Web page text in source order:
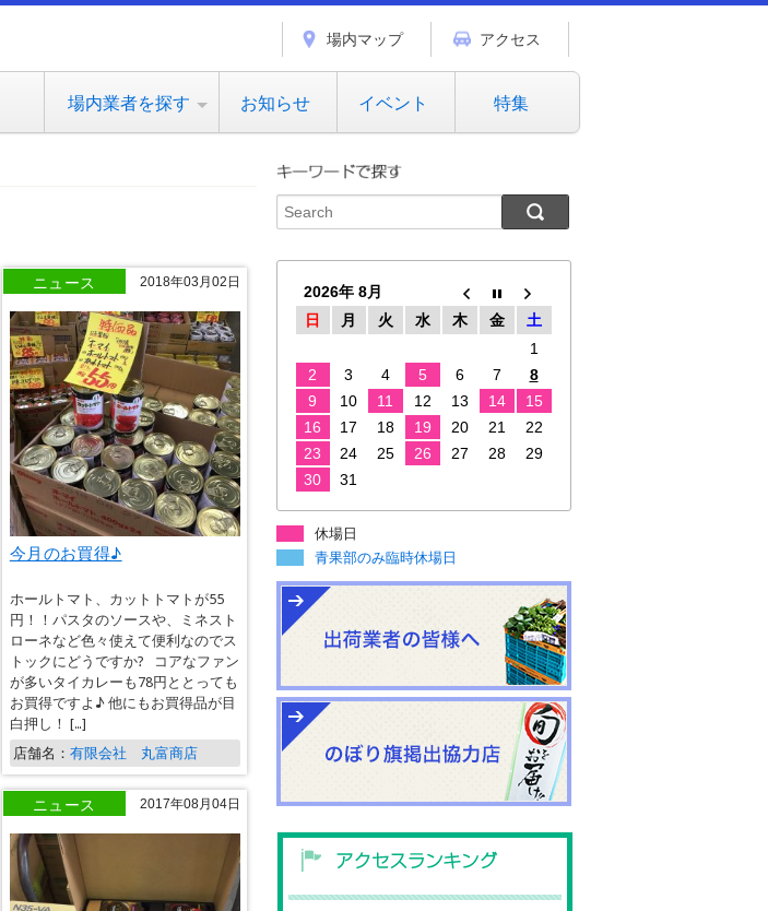
場内マップ アクセス
場内業者を探す お知らせ イベント 特集
ニュース 2018年03月02日
今月のお買得♪
ホールトマト、カットトマトが55
円！！パスタのソースや、ミネスト
ローネなど色々使えて便利なのでス
トックにどうですか? コアなファン
が多いタイカレーも78円ととっても
お買得ですよ♪ 他にもお買得品が目
白押し！ […]
店舗名： 有限会社 丸富商店
ニュース 2017年08月04日
2026年 8月
日
月 火 水 木 金
土
1
2
3 4 5 6 7
8
9
10 11 12 13 14
15
16
17 18 19 20 21
22
23
24 25 26 27 28
29
30
31
休場日
青果部のみ臨時休場日